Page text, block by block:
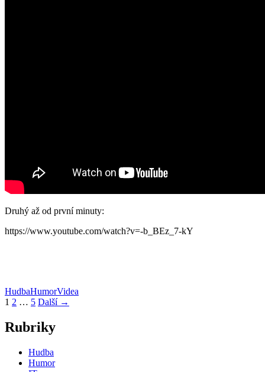
Druhý až od první minuty:
https://www.youtube.com/watch?v=-b_BEz_7-kY
HudbaHumorVidea
Navigace
příspěvky
1 2 … 5 Další →
Rubriky
Hudba
Humor